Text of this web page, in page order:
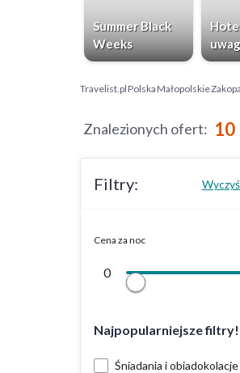
Summer Black
Weeks
Travelist.plPolskaMałopolskie
Znalezionych ofert: 10
Filtry:
Cena za noc
0
Najpopularniejsze filtry!
Śniadania i